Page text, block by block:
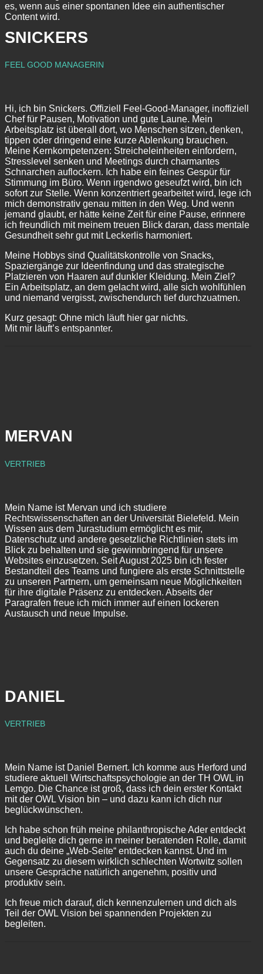
es, wenn aus einer spontanen Idee ein authentischer
Content wird.
SNICKERS
FEEL GOOD MANAGERIN
Hi, ich bin Snickers. Offiziell Feel-Good-Manager, inoffiziell
Chef für Pausen, Motivation und gute Laune. Mein
Arbeitsplatz ist überall dort, wo Menschen sitzen, denken,
tippen oder dringend eine kurze Ablenkung brauchen.
Meine Kernkompetenzen: Streicheleinheiten einfordern,
Stresslevel senken und Meetings durch charmantes
Schnarchen auflockern. Ich habe ein feines Gespür für
Stimmung im Büro. Wenn irgendwo geseufzt wird, bin ich
sofort zur Stelle. Wenn konzentriert gearbeitet wird, lege ich
mich demonstrativ genau mitten in den Weg. Und wenn
jemand glaubt, er hätte keine Zeit für eine Pause, erinnere
ich freundlich mit meinem treuen Blick daran, dass mentale
Gesundheit sehr gut mit Leckerlis harmoniert.
Meine Hobbys sind Qualitätskontrolle von Snacks,
Spaziergänge zur Ideenfindung und das strategische
Platzieren von Haaren auf dunkler Kleidung. Mein Ziel?
Ein Arbeitsplatz, an dem gelacht wird, alle sich wohlfühlen
und niemand vergisst, zwischendurch tief durchzuatmen.
Kurz gesagt: Ohne mich läuft hier gar nichts.
Mit mir läuft’s entspannter.
MERVAN
VERTRIEB
Mein Name ist Mervan und ich studiere
Rechtswissenschaften an der Universität Bielefeld. Mein
Wissen aus dem Jurastudium ermöglicht es mir,
Datenschutz und andere gesetzliche Richtlinien stets im
Blick zu behalten und sie gewinnbringend für unsere
Websites einzusetzen. Seit August 2025 bin ich fester
Bestandteil des Teams und fungiere als erste Schnittstelle
zu unseren Partnern, um gemeinsam neue Möglichkeiten
für ihre digitale Präsenz zu entdecken. Abseits der
Paragrafen freue ich mich immer auf einen lockeren
Austausch und neue Impulse.
DANIEL
VERTRIEB
Mein Name ist Daniel Bernert. Ich komme aus Herford und
studiere aktuell Wirtschaftspsychologie an der TH OWL in
Lemgo. Die Chance ist groß, dass ich dein erster Kontakt
mit der OWL Vision bin – und dazu kann ich dich nur
beglückwünschen.
Ich habe schon früh meine philanthropische Ader entdeckt
und begleite dich gerne in meiner beratenden Rolle, damit
auch du deine „Web-Seite“ entdecken kannst. Und im
Gegensatz zu diesem wirklich schlechten Wortwitz sollen
unsere Gespräche natürlich angenehm, positiv und
produktiv sein.
Ich freue mich darauf, dich kennenzulernen und dich als
Teil der OWL Vision bei spannenden Projekten zu
begleiten.